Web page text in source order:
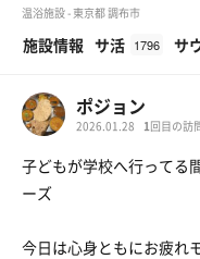
温浴施設 - 東京都 調布市
施設情報 サ活 1796 サ
ポジョン
2026.01.28 1 回目の訪
子どもが学校へ行ってる
ーズ
今日は心身ともにお疲れ